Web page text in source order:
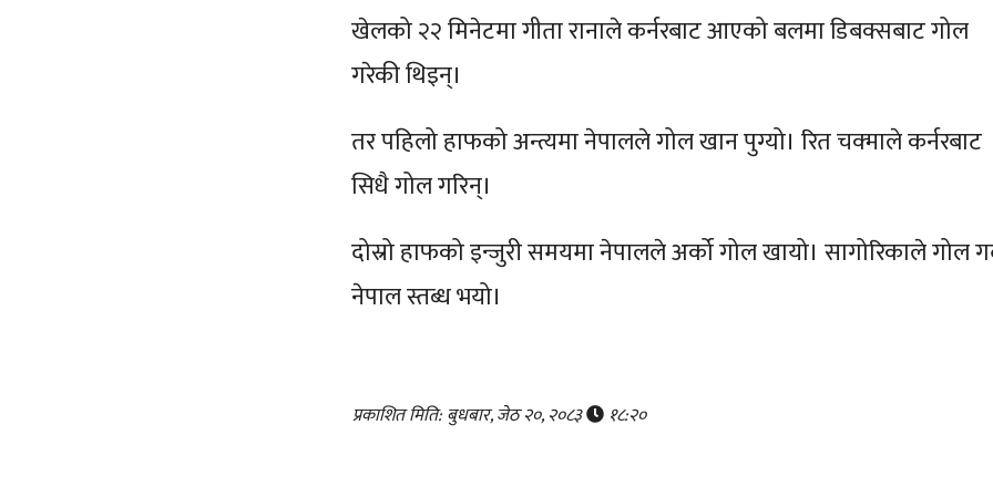
खेलको २२ मिनेटमा गीता रानाले कर्नरबाट आएको बलमा डिबक्सबाट गोल
गरेकी थिइन्।
तर पहिलो हाफको अन्त्यमा नेपालले गोल खान पुग्यो। रित चक्माले कर्नरबाट
सिधै गोल गरिन्।
दोस्रो हाफको इन्जुरी समयमा नेपालले अर्को गोल खायो। सागोरिकाले गोल
नेपाल स्तब्ध भयो।
प्रकाशित मिति: बुधबार, जेठ २०, २०८३ १८:२०